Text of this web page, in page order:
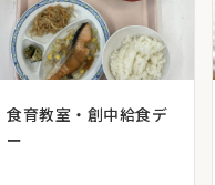
食育教室・創中給食デ
ー